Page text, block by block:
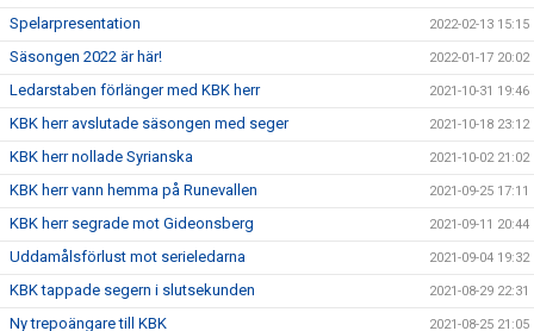
Spelarpresentation 2022-02-13 15:15
Säsongen 2022 är här! 2022-01-17 20:02
Ledarstaben förlänger med KBK herr 2021-10-31 19:46
KBK herr avslutade säsongen med seger 2021-10-18 23:12
KBK herr nollade Syrianska 2021-10-02 21:02
KBK herr vann hemma på Runevallen 2021-09-25 17:11
KBK herr segrade mot Gideonsberg 2021-09-11 20:44
Uddamålsförlust mot serieledarna 2021-09-04 19:32
KBK tappade segern i slutsekunden 2021-08-29 22:31
Ny trepoängare till KBK 2021-08-25 21:05